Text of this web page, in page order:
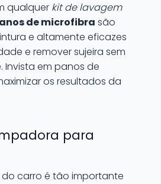
qualquer kit de lavagem
de microfibra são
e altamente eficazes
e remover sujeira sem
Invista em panos de
os resultados da
para
carro é tão importante